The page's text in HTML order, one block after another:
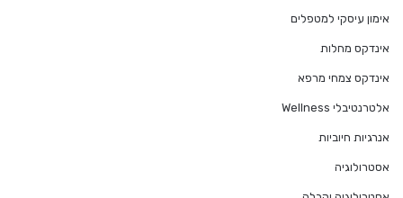
אימון עיסקי למטפלים
אינדקס מחלות
אינדקס צמחי מרפא
אלטרנטיבלי Wellness
אנרגיות חיוביות
אסטרולוגיה